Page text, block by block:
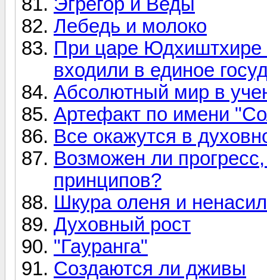
Лебедь и молоко
При царе Юдхиштхире
входили в единое
Абсолютный мир в
Артефакт по имени
Все окажутся в
Возможен ли
принципов?
Шкура оленя и
Духовный рост
"Гауранга"
Создаются ли дживы